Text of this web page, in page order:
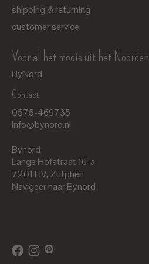
shipping & returning
customer service
Voor al het moois uit het Noorden
ByNord
Contact
0575-469735
info@bynord.nl
Bynord
Lange Hofstraat 16-a
7201 HV, Zutphen
Navigeer naar Bynord